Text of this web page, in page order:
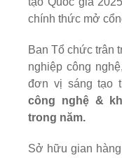
chính thức mở
Ban Tổ chức trân
nghiệp công
đơn vị sáng tạo
công nghệ &
trong năm.
Sở hữu gian